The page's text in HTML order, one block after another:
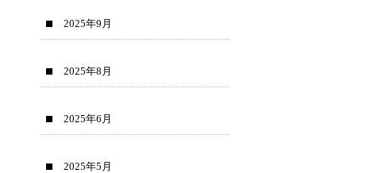
2025年9月
2025年8月
2025年6月
2025年5月